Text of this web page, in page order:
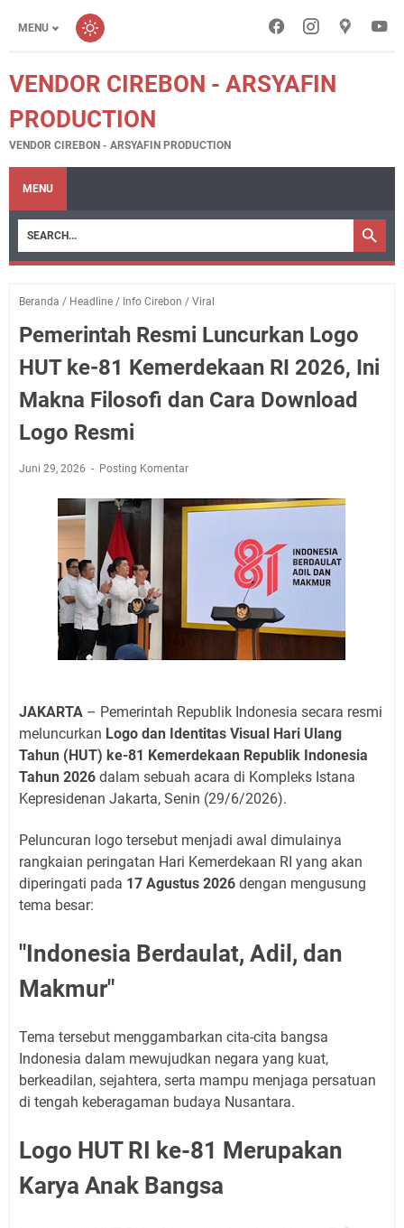
MENU
VENDOR CIREBON - ARSYAFIN
PRODUCTION
VENDOR CIREBON - ARSYAFIN PRODUCTION
MENU
Beranda / Headline / Info Cirebon / Viral
Pemerintah Resmi Luncurkan Logo
HUT ke-81 Kemerdekaan RI 2026, Ini
Makna Filosofi dan Cara Download
Logo Resmi
Juni 29, 2026 Posting Komentar
JAKARTA – Pemerintah Republik Indonesia secara resmi
meluncurkan Logo dan Identitas Visual Hari Ulang
Tahun (HUT) ke-81 Kemerdekaan Republik Indonesia
Tahun 2026 dalam sebuah acara di Kompleks Istana
Kepresidenan Jakarta, Senin (29/6/2026).
Peluncuran logo tersebut menjadi awal dimulainya
rangkaian peringatan Hari Kemerdekaan RI yang akan
diperingati pada 17 Agustus 2026 dengan mengusung
tema besar:
"Indonesia Berdaulat, Adil, dan
Makmur"
Tema tersebut menggambarkan cita-cita bangsa
Indonesia dalam mewujudkan negara yang kuat,
berkeadilan, sejahtera, serta mampu menjaga persatuan
di tengah keberagaman budaya Nusantara.
Logo HUT RI ke-81 Merupakan
Karya Anak Bangsa